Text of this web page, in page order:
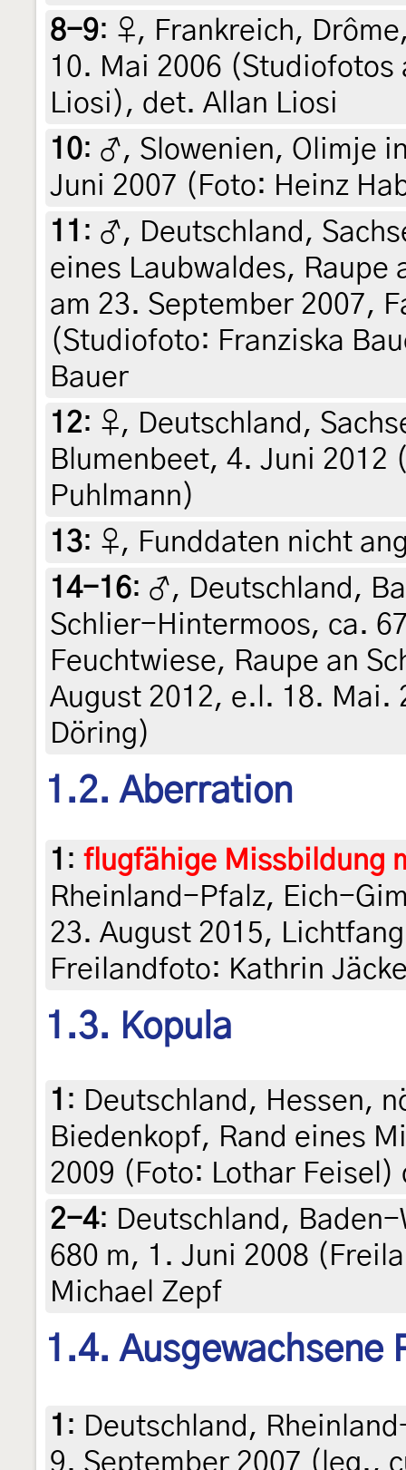
8-9: ♀, Frankreich,
10. Mai 2006 (Studiofotos
Liosi), det. Allan Liosi
10: ♂, Slowenien, Olimje
Juni 2007 (Foto: Heinz
11 : ♂, Deutschland,
eines Laubwaldes, Raupe
am 23. September 2007,
(Studiofoto: Franziska
Bauer
12: ♀, Deutschland,
Blumenbeet, 4. Juni 2012
Puhlmann)
13: ♀, Funddaten nicht
14-16: ♂, Deutschland,
Schlier-Hintermoos, ca.
Feuchtwiese, Raupe an
August 2012, e.l. 18.
Döring)
1.2. Aberration
1 : flugfähige Missbildung
Rheinland-Pfalz, Eich-
23. August 2015,
Freilandfoto: Kathrin
1.3. Kopula
1 : Deutschland, Hessen,
Biedenkopf, Rand eines
2009 (Foto: Lothar Feisel)
2-4: Deutschland,
680 m, 1. Juni 2008
Michael Zepf
1.4. Ausgewachsene
1 : Deutschland,
9. September 2007 (leg.,